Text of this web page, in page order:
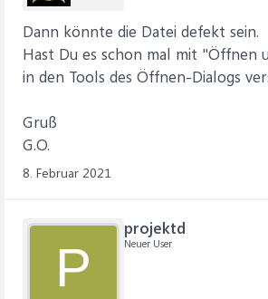
Dann könnte die Datei defekt sein.
Hast Du es schon mal mit "Öffnen
in den Tools des Öffnen-Dialogs
Gruß
G.O.
8. Februar 2021
P
projektd
Neuer User